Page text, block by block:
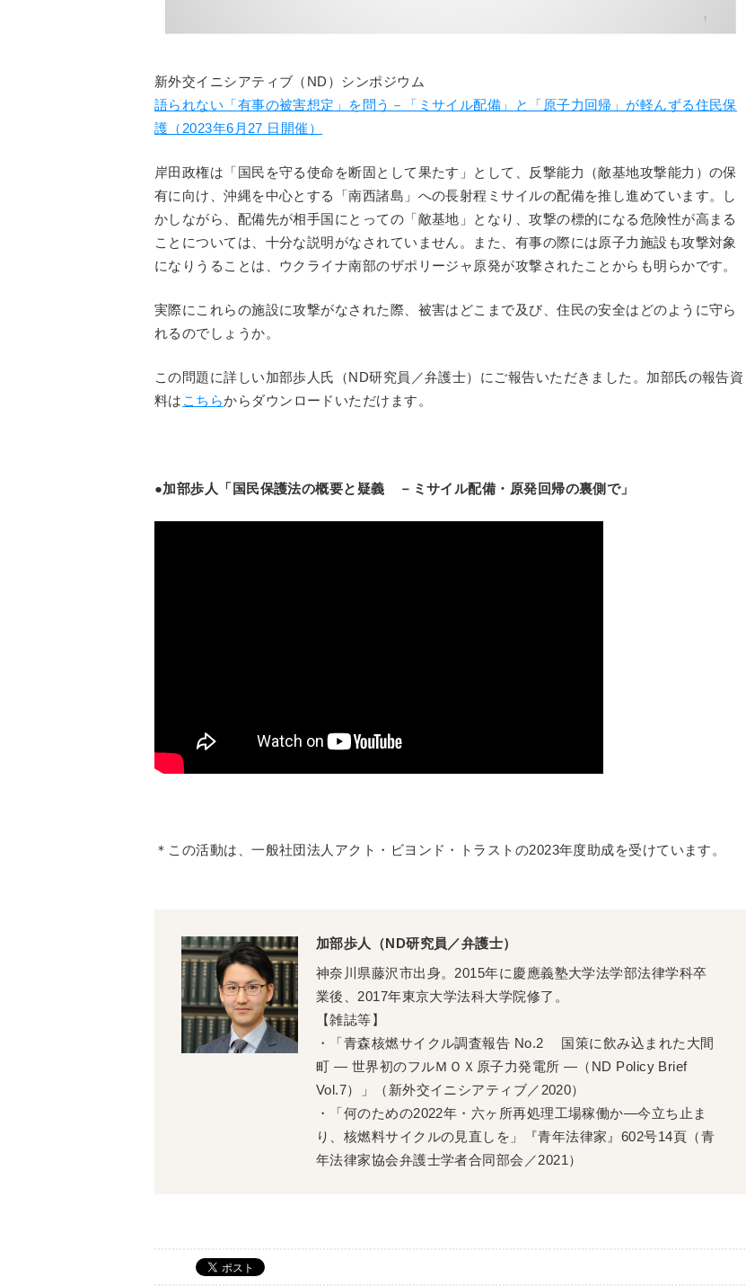
新外交イニシアティブ（ND）シンポジウム
語られない「有事の被害想定」を問う－「ミサイル配備」と「原子力回帰」が軽んずる住民保
護（2023年6月27 日開催）
岸田政権は「国民を守る使命を断固として果たす」として、反撃能力（敵基地攻撃能力）の保
有に向け、沖縄を中心とする「南西諸島」への長射程ミサイルの配備を推し進めています。し
かしながら、配備先が相手国にとっての「敵基地」となり、攻撃の標的になる危険性が高まる
ことについては、十分な説明がなされていません。また、有事の際には原子力施設も攻撃対象
になりうることは、ウクライナ南部のザポリージャ原発が攻撃されたことからも明らかです。
実際にこれらの施設に攻撃がなされた際、被害はどこまで及び、住民の安全はどのように守ら
れるのでしょうか。
この問題に詳しい加部歩人氏（ND研究員／弁護士）にご報告いただきました。加部氏の報告資
料は こちらからダウンロードいただけます。
●加部歩人「国民保護法の概要と疑義 －ミサイル配備・原発回帰の裏側で」
＊この活動は、一般社団法人アクト・ビヨンド・トラストの2023年度助成を受けています。
加部歩人（ND研究員／弁護士）
神奈川県藤沢市出身。2015年に慶應義塾大学法学部法律学科卒
業後、2017年東京大学法科大学院修了。
【雑誌等】
・「青森核燃サイクル調査報告 No.2 国策に飲み込まれた大間
町 ― 世界初のフルＭＯＸ原子力発電所 ―（ND Policy Brief
Vol.7）」（新外交イニシアティブ／2020）
・「何のための2022年・六ヶ所再処理工場稼働か―今立ち止ま
り、核燃料サイクルの見直しを」『青年法律家』602号14頁（青
年法律家協会弁護士学者合同部会／2021）